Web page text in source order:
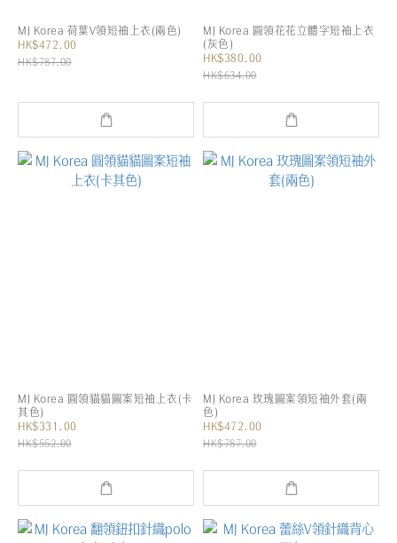
MJ Korea 荷葉V領短袖上衣(兩色)
HK$472.00
HK$787.00
MJ Korea 圓領花花立體字短袖上衣
(灰色)
HK$380.00
HK$634.00
MJ Korea 圓領貓貓圖案短袖上衣(卡
其色)
HK$331.00
HK$552.00
MJ Korea 玫瑰圖案領短袖外套(兩
色)
HK$472.00
HK$787.00